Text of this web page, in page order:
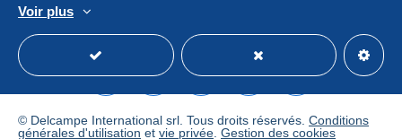
sur Delcampe dans la page "
Un paiement ne passant pas parle système de
paiement integré au site
sera remboursé par le
vendeur à l’acheteur. Un achat non payé peut entraîner
des conséquences au niveau du compte de l’acheteur.
Si les conditions de vente du vendeur comportent des
Voir plus
© Delcampe International srl. Tous droits réservés. Conditions
générales d'utilisation et vie privée Gestion des cookies